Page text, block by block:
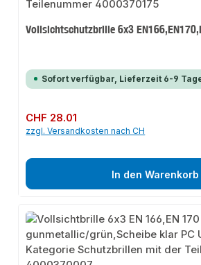
Vollsichtschutzbrille 6x3
Sofort verfügbar, Lieferzeit 6-9
Regulärer Preis:
CHF 28.01
zzgl. Versandkosten nach CH
In den Warenkorb